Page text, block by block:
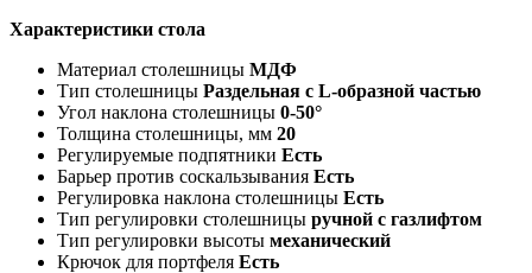
Характеристики стола
Материал столешницы МДФ
Тип столешницы Раздельная с L-образной частью
Угол наклона столешницы 0-50°
Толщина столешницы, мм 20
Регулируемые подпятники Есть
Барьер против соскальзывания Есть
Регулировка наклона столешницы Есть
Тип регулировки столешницы ручной с газлифтом
Тип регулировки высоты механический
Крючок для портфеля Есть